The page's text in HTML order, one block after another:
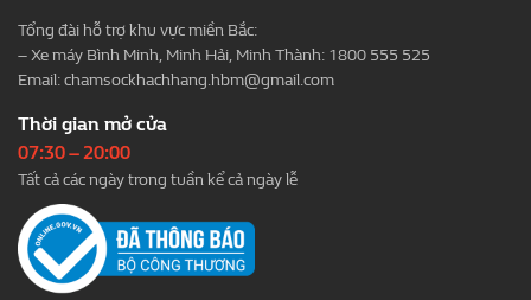
Tổng đài hỗ trợ khu vực miền Bắc:
– Xe máy Bình Minh, Minh Hải, Minh Thành: 1800 555 525
Email:chamsockhachhang.hbm@gmail.com
Thời gian mở cửa
07:30 – 20:00
Tất cả các ngày trong tuần kể cả ngày lễ